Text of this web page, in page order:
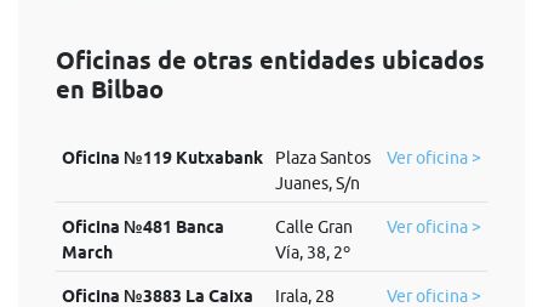
Oficinas de otras entidades ubicados
en Bilbao
Oficina №119 Kutxabank
Plaza Santos
Juanes, S/n
Ver oficina >
Oficina №481 Banca
March
Calle Gran
Vía, 38, 2º
Ver oficina >
Oficina №3883 La Caixa Irala, 28 Ver oficina >